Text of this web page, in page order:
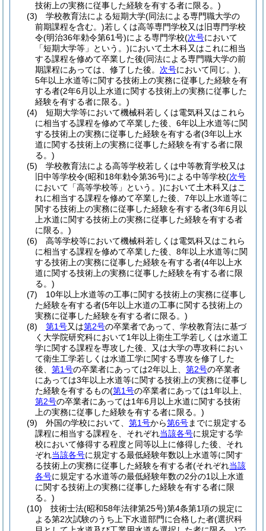
技術上の実務に従事した経験を有する者に限る。)
(3)
学校教育法による短期大学(同法による専門職大学の
前期課程を含む。)若しくは高等専門学校又は旧専門学校
令(明治36年勅令第61号)による専門学校(次号において
「短期大学等」という。)において土木科又はこれに相当
する課程を修めて卒業した後(同法による専門職大学の前
期課程にあっては、修了した後。 次号において同じ。)
5年以上水道等に関する技術上の実務に従事した経験を有
する者(2年6月以上水道に関する技術上の実務に従事した
経験を有する者に限る。)
(4)
短期大学等において機械科若しくは電気科又はこれら
に相当する課程を修めて卒業した後、6年以上水道等に関
する技術上の実務に従事した経験を有する者(3年以上水
道に関する技術上の実務に従事した経験を有する者に限
る。)
(5)
学校教育法による高等学校若しくは中等教育学校又は
旧中等学校令(昭和18年勅令第36号)による中等学校(次号
において「高等学校等」という。)において土木科又はこ
れに相当する課程を修めて卒業した後、7年以上水道等に
関する技術上の実務に従事した経験を有する者(3年6月以
上水道に関する技術上の実務に従事した経験を有する者
に限る。)
(6)
高等学校等において機械科若しくは電気科又はこれら
に相当する課程を修めて卒業した後、8年以上水道等に関
する技術上の実務に従事した経験を有する者(4年以上水
道に関する技術上の実務に従事した経験を有する者に限
る。)
(7)
10年以上水道等の工事に関する技術上の実務に従事し
た経験を有する者(5年以上水道の工事に関する技術上の
実務に従事した経験を有する者に限る。)
(8)
第1号又は第2号の卒業者であって、学校教育法に基づ
く大学院研究科において1年以上衛生工学若しくは水道工
学に関する課程を専攻した後、又は大学の専攻科におい
て衛生工学若しくは水道工学に関する専攻を修了した
後、 第1号の卒業者にあっては2年以上、 第2号の卒業者
にあっては3年以上水道等に関する技術上の実務に従事し
た経験を有するもの(第1号の卒業者にあっては1年以上、
第2号の卒業者にあっては1年6月以上水道に関する技術
上の実務に従事した経験を有する者に限る。)
(9)
外国の学校において、 第1号から第6号までに規定する
課程に相当する課程を、それぞれ当該各号に規定する学
校において修得する程度と同等以上に修得した後、それ
ぞれ当該各号に規定する最低経験年数以上水道等に関す
る技術上の実務に従事した経験を有する者(それぞれ当該
各号に規定する水道等の最低経験年数の2分の1以上水道
に関する技術上の実務に従事した経験を有する者に限
る。)
(10)
技術士法(昭和58年法律第25号)第4条第1項の規定に
よる第2次試験のうち上下水道部門に合格した者(選択科